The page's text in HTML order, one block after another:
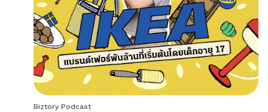
Biztory Podcast